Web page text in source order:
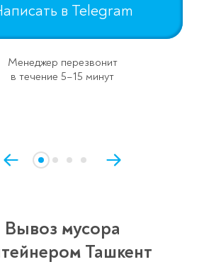
в Telegram
Менеджер перезвонит
в течение 5–15 минут
Вывоз мусора
Ташкент